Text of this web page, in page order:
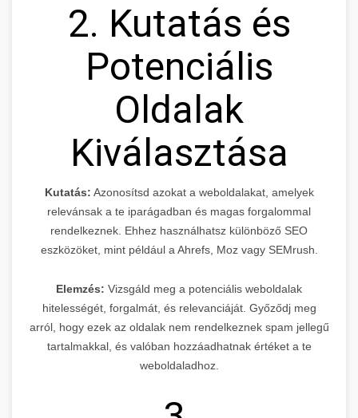
2. Kutatás és
Potenciális
Oldalak
Kiválasztása
Kutatás: Azonosítsd azokat a weboldalakat, amelyek
relevánsak a te iparágadban és magas forgalommal
rendelkeznek. Ehhez használhatsz különböző SEO
eszközöket, mint például a Ahrefs, Moz vagy SEMrush.
Elemzés: Vizsgáld meg a potenciális weboldalak
hitelességét, forgalmát, és relevanciáját. Győződj meg
arról, hogy ezek az oldalak nem rendelkeznek spam jellegű
tartalmakkal, és valóban hozzáadhatnak értéket a te
weboldaladhoz.